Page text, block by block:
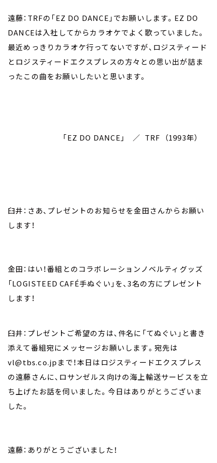
遠藤：TRFの「EZ DO DANCE」でお願いします。EZ DO
DANCEは入社してからカラオケでよく歌っていました。
最近めっきりカラオケ行ってないですが、ロジスティード
とロジスティードエクスプレスの方々との思い出が詰ま
ったこの曲をお願いしたいと思います。
「EZ DO DANCE」 ／ TRF （1993年）
臼井：さあ、プレゼントのお知らせを金田さんからお願い
します！
金田：はい！番組とのコラボレーションノベルティグッズ
「LOGISTEED CAFÉ手ぬぐい」を、3名の方にプレゼント
します！
臼井：プレゼントご希望の方は、件名に「てぬぐい」と書き
添えて番組宛にメッセージお願いします。宛先は
vl@tbs.co.jpまで！本日はロジスティードエクスプレス
の遠藤さんに、ロサンゼルス向けの海上輸送サービスを立
ち上げたお話を伺いました。今日はありがとうございま
した。
遠藤：ありがとうございました！